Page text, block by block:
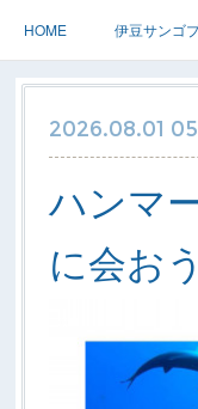
HOME 伊豆サンゴ
体験ダイブ 親子ダイブ
2026.08.01
ハンマ
に会お